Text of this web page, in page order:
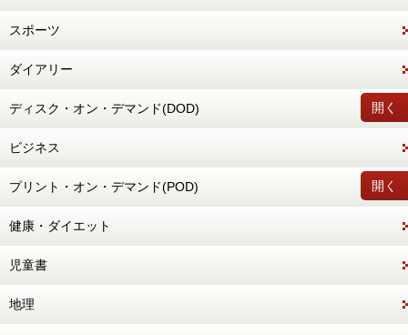
スポーツ
ダイアリー
開く
ディスク・オン・デマンド(DOD)
ビジネス
開く
プリント・オン・デマンド(POD)
健康・ダイエット
児童書
地理